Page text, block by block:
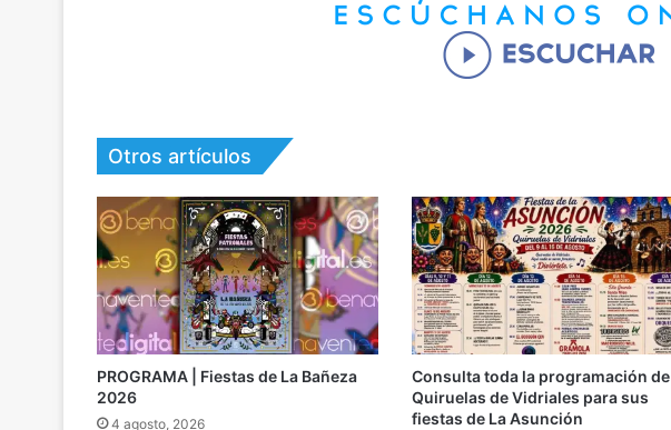
Otros artículos
PROGRAMA | Fiestas de La Bañeza
2026
4 agosto, 2026
Consulta toda la programación de
Quiruelas de Vidriales para sus
fiestas de La Asunción